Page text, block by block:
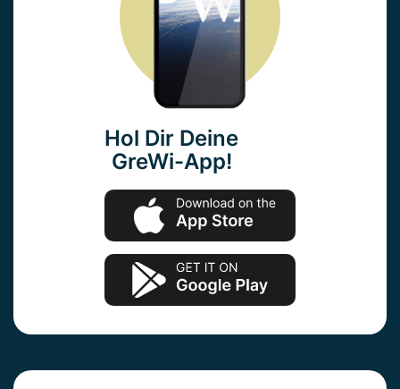
Hol Dir Deine
GreWi-App!